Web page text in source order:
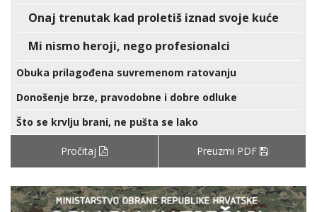
Onaj trenutak kad proletiš iznad svoje kuće
Mi nismo heroji, nego profesionalci
Obuka prilagođena suvremenom ratovanju
Donošenje brze, pravodobne i dobre odluke
Što se krvlju brani, ne pušta se lako
Pročitaj Preuzmi PDF